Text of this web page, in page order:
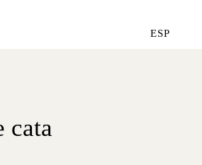
ESP
cata